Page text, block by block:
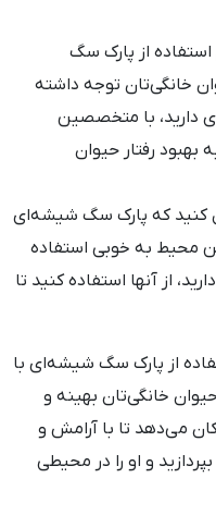
از پارک سگ
خانگی‌تان توجه داشته
دارید، با متخصصین
بهبود رفتار حیوان
کنید که پارک سگ شیشه‌ای
محیط به خوبی استفاده
از آنها استفاده کنید تا
از پارک سگ شیشه‌ای با
خانگی‌تان بهینه و
می‌دهد تا با آرامش و
و او را در محیطی